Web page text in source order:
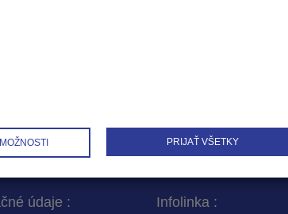
údaje : Infolinka :
PRIJAŤ VŠETKY